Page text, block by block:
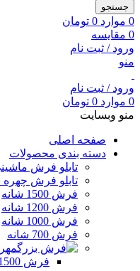
جستجو
0 موارد 0 تومان
0 مقایسه
ورود / ثبت نام
منو
ورود / ثبت نام
0 موارد 0 تومان
منو وبسایت
صفحه اصلی
دسته بندی محصولات
تابلو فرش
تابلو فرش
فرش 1500 شانه
فرش 1200 شانه
فرش 1000 شانه
فرش 700 شانه
فرش 1500 شانه بزرگمهر